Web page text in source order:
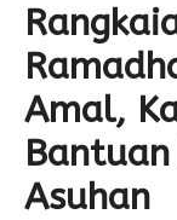
Amal,
Asuhan